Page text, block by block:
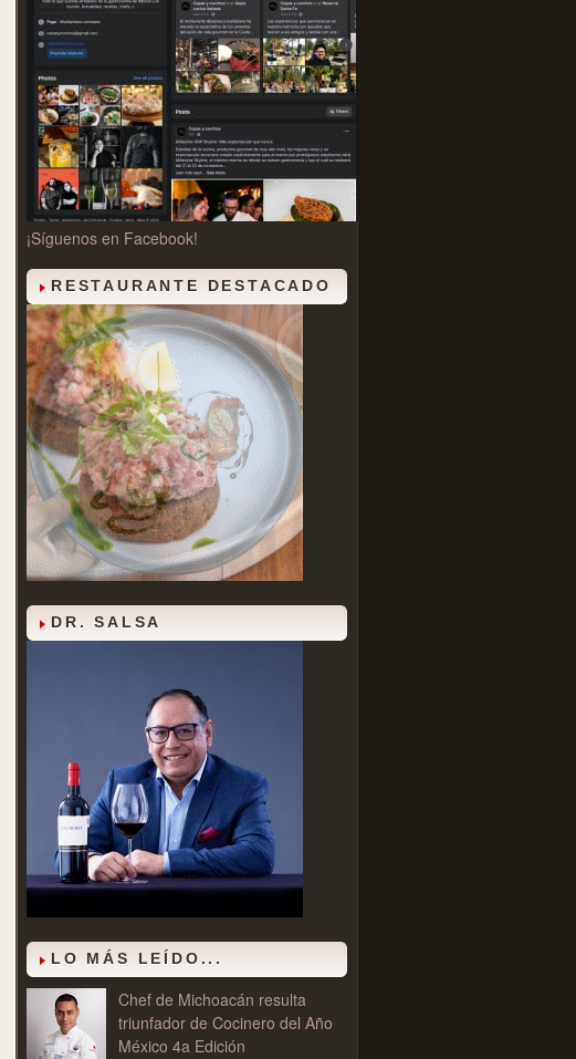
¡Síguenos en Facebook!
RESTAURANTE DESTACADO
DR. SALSA
LO MÁS LEÍDO...
Chef de Michoacán resulta
triunfador de Cocinero del Año
México 4a Edición